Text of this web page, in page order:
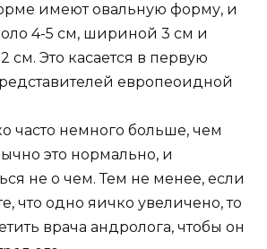
имеют овальную форму, и
4-5 см, шириной 3 см и
см. Это касается в первую
европеоидной
часто немного больше, чем
это нормально, и
не о чем. Тем не менее, если
что одно яичко увеличено, то
врача андролога, чтобы он